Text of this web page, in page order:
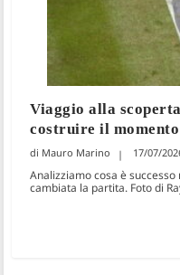
Viaggio alla
costruire il
Mauro Marino 17/07/
Analizziamo cosa è
cambiata la partita. Foto di